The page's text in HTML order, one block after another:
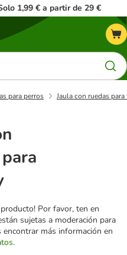
1,99 € a partir de 29 €
para perros Jaula con ruedas
Por favor, ten en
sujetas a moderación para
encontrar más información en
.